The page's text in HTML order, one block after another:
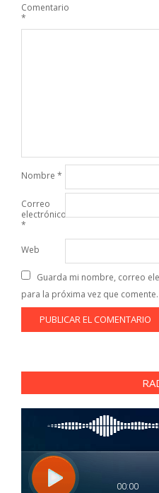
Comentario
*
Nombre *
Correo
electrónico
*
Web
Guarda mi nombre, correo
para la próxima vez que comente.